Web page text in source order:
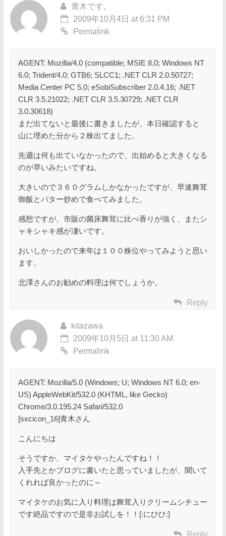
青木です。
2009年10月4日 at 6:31 PM
Permalink
AGENT: Mozilla/4.0 (compatible; MSIE 8.0; Windows NT
6.0; Trident/4.0; GTB6; SLCC1; .NET CLR 2.0.50727;
Media Center PC 5.0; eSobiSubscriber 2.0.4.16; .NET
CLR 3.5.21022; .NET CLR 3.5.30729; .NET CLR
3.0.30618)
まだ出てないと最後に書きましたが、本日確認すると
山に埋めた分から２株出てました。
先週は何も出ていなかったので、出始めると大きくなる
のが早いみたいですね。
大きいので３６０グラムしかなかったですが、早速舞茸
御飯とバター炒めで食べてみました。
感想ですが、市販の菌床舞茸に比べ香りが強く、またシ
ャキシャキ感が凄いです。
おいしかったので来年は１００株位やってみようと思い
ます。
北澤さんのお勧めの料理は何でしょうか。
Reply
kitazawa
2009年10月5日 at 11:30 AM
Permalink
AGENT: Mozilla/5.0 (Windows; U; Windows NT 6.0; en-
US) AppleWebKit/532.0 (KHTML, like Gecko)
Chrome/3.0.195.24 Safari/532.0
[sxcicon_16]青木さん
こんにちは
そうですか、マイタケやったんですね！！
入手先とかブログに書いたと思っていましたが、聞いて
くれれば良かったのに～
マイタケのお気に入り料理は舞茸入りクリームシチュー
です絶品ですので是非お試しを！！[:にひひ:]